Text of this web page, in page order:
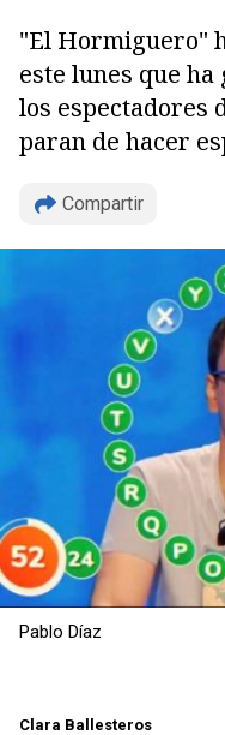
"El Hormiguero"
este lunes que
los espectadores
paran de hacer
Compartir
Pablo Díaz
Clara Ballesteros